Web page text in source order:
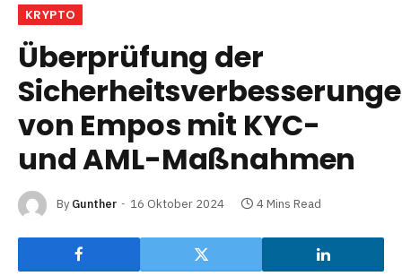
KRYPTO
Überprüfung der
von Empos mit KYC-
und AML-Maßnahmen
By Gunther 16 Oktober 2024 4 Mins Read